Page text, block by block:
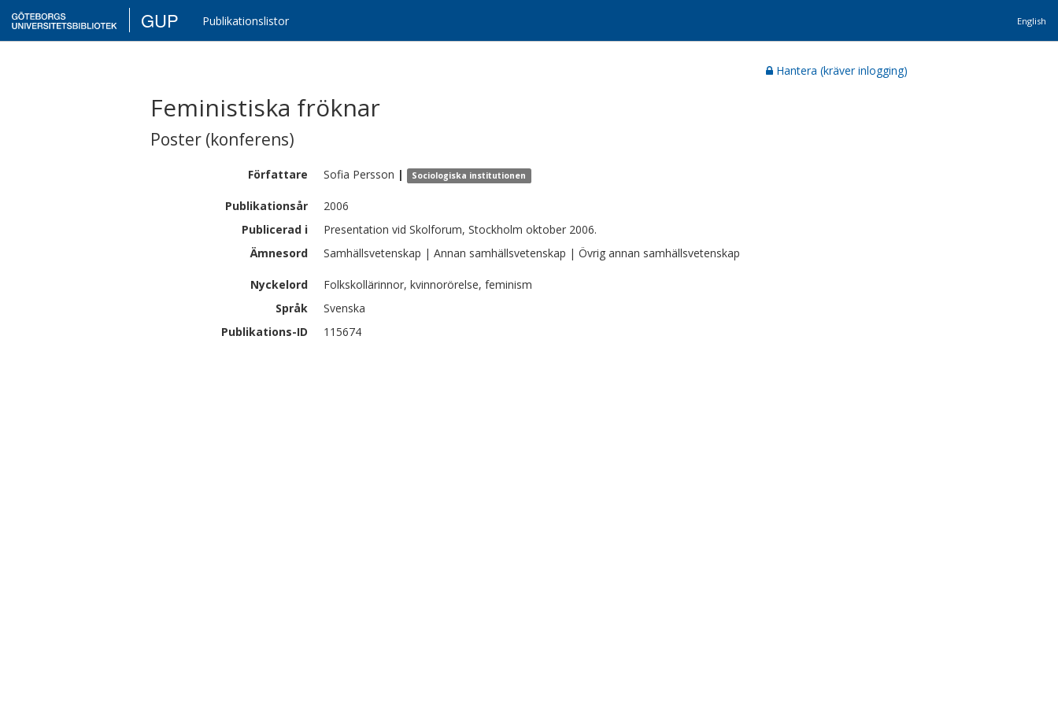
GUP Publikationslistor English
Hantera (kräver inlogging)
Feministiska fröknar
Poster (konferens)
Författare Sofia Persson | Sociologiska institutionen
Publikationsår
2006
Publicerad i
Presentation vid Skolforum, Stockholm oktober 2006.
Ämnesord
Samhällsvetenskap | Annan samhällsvetenskap | Övrig annan samhällsvetenskap
Nyckelord
Folkskollärinnor, kvinnorörelse, feminism
Språk
Svenska
Publikations-ID
115674